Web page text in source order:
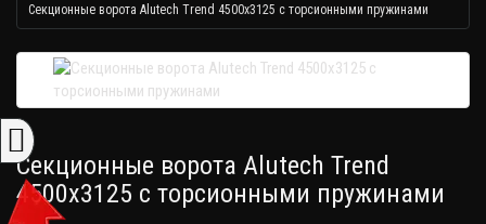
Секционные ворота Alutech Trend 4500x3125 с торсионными пружинами
Секционные ворота Alutech Trend
4500x3125 с торсионными пружинами